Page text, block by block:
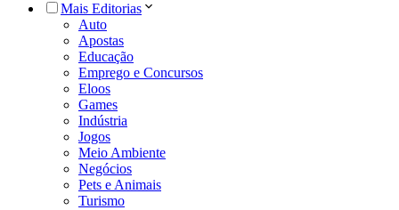
Mais Editorias
Auto
Apostas
Educação
Emprego e Concursos
Eloos
Games
Indústria
Jogos
Meio Ambiente
Negócios
Pets e Animais
Turismo